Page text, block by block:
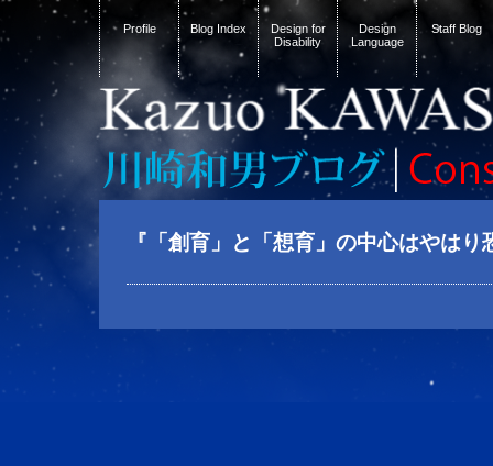
Profile Blog Index
Design for
Disability
Design
Language
Staff Blog
『「創育」と「想育」の中心はやはり